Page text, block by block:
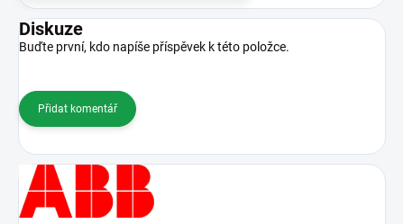
Diskuze
Buďte první, kdo napíše příspěvek k této položce.
Přidat komentář